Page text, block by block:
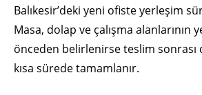
Balıkesir’deki yeni ofiste yerleşim
Masa, dolap ve çalışma alanlarının
önceden belirlenirse teslim sonrası
kısa sürede tamamlanır.